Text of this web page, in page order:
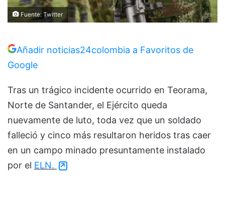
Fuente: Twitter
Añadir noticias24colombia a Favoritos de
Google
Tras un trágico incidente ocurrido en Teorama,
Norte de Santander, el Ejército queda
nuevamente de luto, toda vez que un soldado
falleció y cinco más resultaron heridos tras caer
en un campo minado presuntamente instalado
por el ELN.